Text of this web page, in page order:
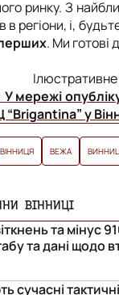
ринку. З
в регіони, і,
. Ми готові
У мережі
у
ВІННИЦЯ ВЕЖА
ВІННИЦІ
та мінус
та дані щодо
сучасні